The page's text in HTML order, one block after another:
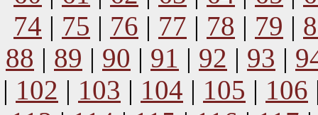
74 | 75 | 76 | 77 | 78 | 79 |
88 | 89 | 90 | 91 | 92 | 93 |
| 102 | 103 | 104 | 105 | 106